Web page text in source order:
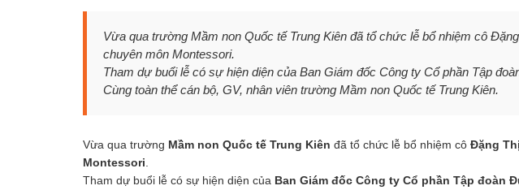
Vừa qua trường Mầm non Quốc tế Trung Kiên đã tổ chức lễ bổ nhiệm cô
chuyên môn Montessori.
Tham dự buổi lễ có sự hiện diện của Ban Giám đốc Công ty Cổ phần Tập
Cùng toàn thể cán bộ, GV, nhân viên trường Mầm non Quốc tế Trung Kiên.
Vừa qua trường Mầm non Quốc tế Trung Kiên đã tổ chức lễ bổ nhiệm cô Đặng
Montessori
Tham dự buổi lễ có sự hiện diện của Ban Giám đốc Công ty Cổ phần Tập đoàn